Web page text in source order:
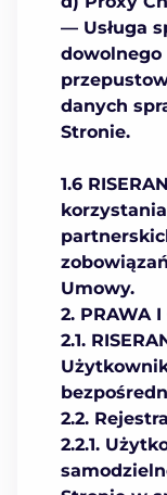
— Usługa
dowolnego
danych
Stronie.
1.6
Umowy.
2. PRAWA
2.1.
2.2.
2.2.1.